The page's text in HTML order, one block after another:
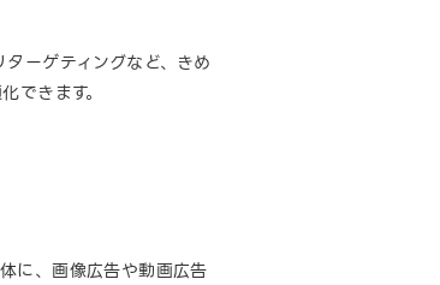
ーゲティングなど、きめ
できます。
に、画像広告や動画広告